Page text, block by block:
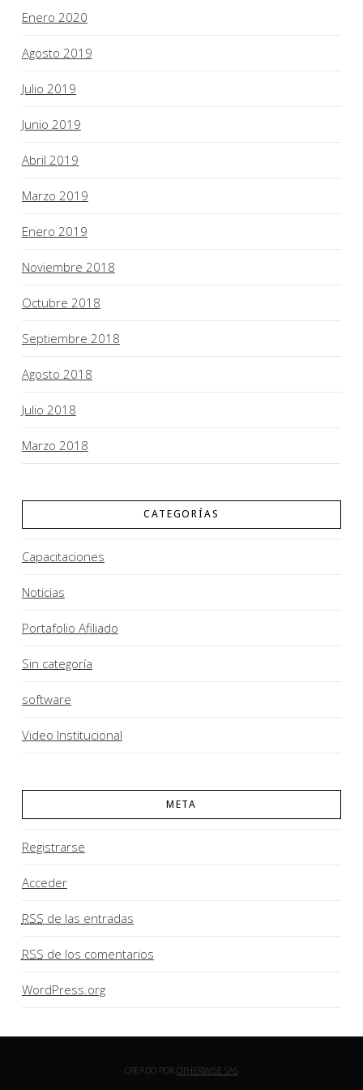
Enero 2020
Agosto 2019
Julio 2019
Junio 2019
Abril 2019
Marzo 2019
Enero 2019
Noviembre 2018
Octubre 2018
Septiembre 2018
Agosto 2018
Julio 2018
Marzo 2018
CATEGORÍAS
Capacitaciones
Noticias
Portafolio Afiliado
Sin categoría
software
Video Institucional
META
Registrarse
Acceder
RSS de las entradas
RSS de los comentarios
WordPress.org
CREADO POR OTHERWISE SAS